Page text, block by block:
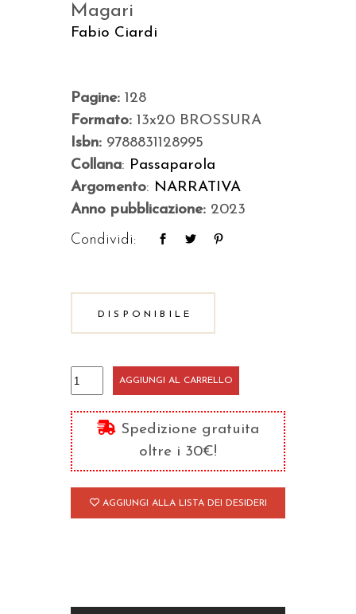
Magari
Fabio Ciardi
Pagine: 128
Formato: 13x20 BROSSURA
Isbn: 9788831128995
Collana: Passaparola
Argomento: NARRATIVA
Anno pubblicazione: 2023
Condividi:
DISPONIBILE
Che
artista
il
mio
Artista
quantità
AGGIUNGI AL CARRELLO
Spedizione gratuita
oltre i 30€!
AGGIUNGI ALLA LISTA DEI DESIDERI